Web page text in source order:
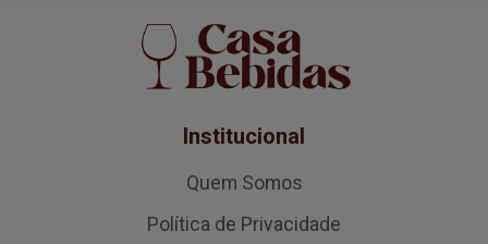
Institucional
Quem Somos
Política de Privacidade